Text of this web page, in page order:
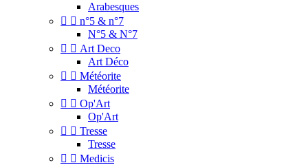
Arabesques
  n°5 & n°7
N°5 & N°7
  Art Deco
Art Déco
  Météorite
Météorite
  Op'Art
Op'Art
  Tresse
Tresse
  Medicis